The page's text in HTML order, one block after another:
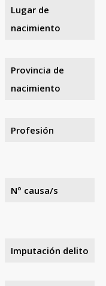
Lugar de
nacimiento
Provincia de
nacimiento
Profesión
Nº causa/s
Imputación delito